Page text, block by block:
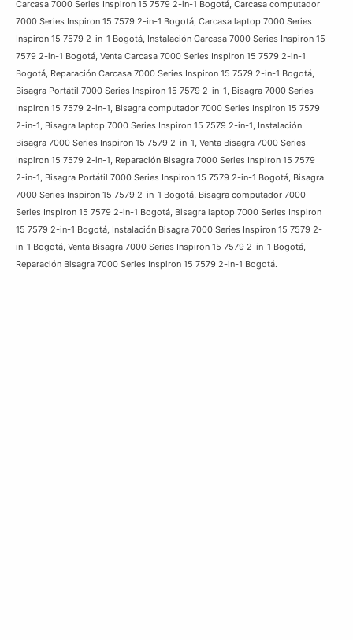
Carcasa 7000 Series Inspiron 15 7579 2-in-1 Bogotá, Carcasa computador
7000 Series Inspiron 15 7579 2-in-1 Bogotá, Carcasa laptop 7000 Series
Inspiron 15 7579 2-in-1 Bogotá, Instalación Carcasa 7000 Series Inspiron 15
7579 2-in-1 Bogotá, Venta Carcasa 7000 Series Inspiron 15 7579 2-in-1
Bogotá, Reparación Carcasa 7000 Series Inspiron 15 7579 2-in-1 Bogotá,
Bisagra Portátil 7000 Series Inspiron 15 7579 2-in-1, Bisagra 7000 Series
Inspiron 15 7579 2-in-1, Bisagra computador 7000 Series Inspiron 15 7579
2-in-1, Bisagra laptop 7000 Series Inspiron 15 7579 2-in-1, Instalación
Bisagra 7000 Series Inspiron 15 7579 2-in-1, Venta Bisagra 7000 Series
Inspiron 15 7579 2-in-1, Reparación Bisagra 7000 Series Inspiron 15 7579
2-in-1, Bisagra Portátil 7000 Series Inspiron 15 7579 2-in-1 Bogotá, Bisagra
7000 Series Inspiron 15 7579 2-in-1 Bogotá, Bisagra computador 7000
Series Inspiron 15 7579 2-in-1 Bogotá, Bisagra laptop 7000 Series Inspiron
15 7579 2-in-1 Bogotá, Instalación Bisagra 7000 Series Inspiron 15 7579 2-
in-1 Bogotá, Venta Bisagra 7000 Series Inspiron 15 7579 2-in-1 Bogotá,
Reparación Bisagra 7000 Series Inspiron 15 7579 2-in-1 Bogotá.